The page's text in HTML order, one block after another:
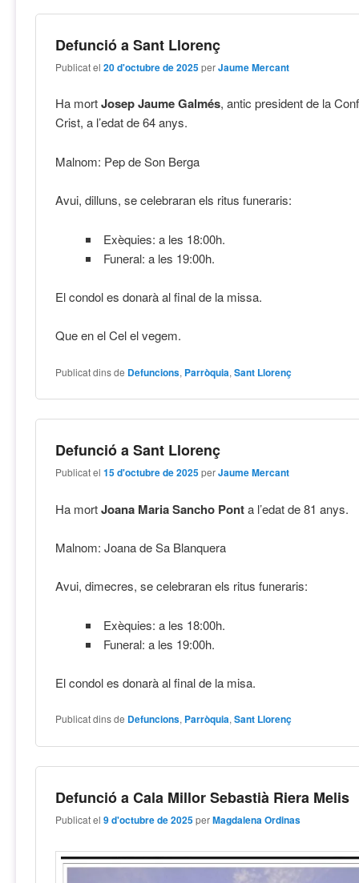
Defunció a Sant Llorenç
Publicat el20 d'octubre de 2025 perJaume Mercant
Ha mortJosep Jaume Galmés, antic president de la
Crist, a l’edat de 64 anys.
Malnom: Pep de Son Berga
Avui, dilluns, se celebraran els ritus funeraris:
Exèquies: a les 18:00h.
Funeral: a les 19:00h.
El condol es donarà al final de la missa.
Que en el Cel el vegem.
Publicat dins de Defuncions, Parròquia,Sant Llorenç
Defunció a Sant Llorenç
Publicat el15 d'octubre de 2025 perJaume Mercant
Ha mortJoana Maria Sancho Ponta l’edat de 81 anys.
Malnom: Joana de Sa Blanquera
Avui, dimecres, se celebraran els ritus funeraris:
Exèquies: a les 18:00h.
Funeral: a les 19:00h.
El condol es donarà al final de la misa.
Publicat dins de Defuncions, Parròquia,Sant Llorenç
Defunció a Cala Millor Sebastià Riera Melis
Publicat el9 d'octubre de 2025 perMagdalena Ordinas